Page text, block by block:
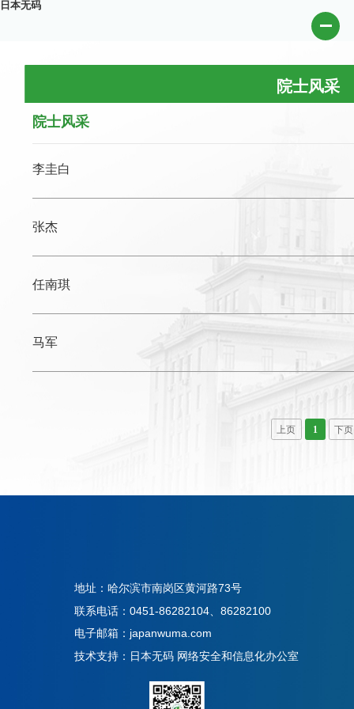
日本无码
院士风采
院士风采
李圭白
张杰
任南琪
马军
上页 1 下页
地址：哈尔滨市南岗区黄河路73号
联系电话：0451-86282104、86282100
电子邮箱：japanwuma.com
技术支持：日本无码 网络安全和信息化办公室